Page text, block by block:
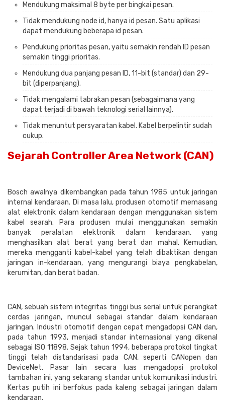
Mendukung maksimal 8 byte per bingkai pesan.
Tidak mendukung node id, hanya id pesan. Satu aplikasi
dapat mendukung beberapa id pesan.
Pendukung prioritas pesan, yaitu semakin rendah ID pesan
semakin tinggi prioritas.
Mendukung dua panjang pesan ID, 11-bit (standar) dan 29-
bit (diperpanjang).
Tidak mengalami tabrakan pesan (sebagaimana yang
dapat terjadi di bawah teknologi serial lainnya).
Tidak menuntut persyaratan kabel. Kabel berpelintir sudah
cukup.
Sejarah Controller Area Network (CAN)
Bosch awalnya dikembangkan pada tahun 1985 untuk jaringan
internal kendaraan. Di masa lalu, produsen otomotif memasang
alat elektronik dalam kendaraan dengan menggunakan sistem
kabel searah. Para produsen mulai menggunakan semakin
banyak peralatan elektronik dalam kendaraan, yang
menghasilkan alat berat yang berat dan mahal. Kemudian,
mereka mengganti kabel-kabel yang telah dibaktikan dengan
jaringan in-kendaraan, yang mengurangi biaya pengkabelan,
kerumitan, dan berat badan.
CAN, sebuah sistem integritas tinggi bus serial untuk perangkat
cerdas jaringan, muncul sebagai standar dalam kendaraan
jaringan. Industri otomotif dengan cepat mengadopsi CAN dan,
pada tahun 1993, menjadi standar internasional yang dikenal
sebagai ISO 11898. Sejak tahun 1994, beberapa protokol tingkat
tinggi telah distandarisasi pada CAN, seperti CANopen dan
DeviceNet. Pasar lain secara luas mengadopsi protokol
tambahan ini, yang sekarang standar untuk komunikasi industri.
Kertas putih ini berfokus pada kaleng sebagai jaringan dalam
kendaraan.